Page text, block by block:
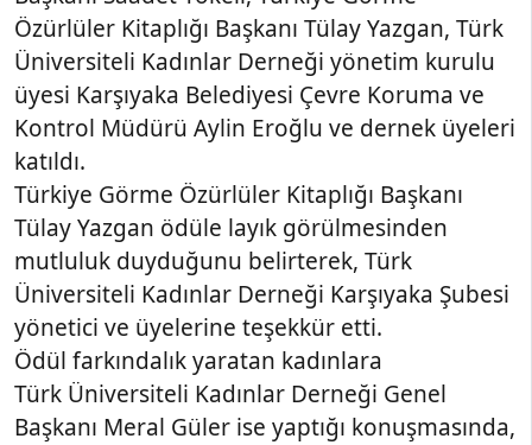
Özürlüler Kitaplığı Başkanı Tülay Yazgan, Türk
Üniversiteli Kadınlar Derneği yönetim kurulu
üyesi Karşıyaka Belediyesi Çevre Koruma ve
Kontrol Müdürü Aylin Eroğlu ve dernek üyeleri
katıldı.
Türkiye Görme Özürlüler Kitaplığı Başkanı
Tülay Yazgan ödüle layık görülmesinden
mutluluk duyduğunu belirterek, Türk
Üniversiteli Kadınlar Derneği Karşıyaka Şubesi
yönetici ve üyelerine teşekkür etti.
Ödül farkındalık yaratan kadınlara
Türk Üniversiteli Kadınlar Derneği Genel
Başkanı Meral Güler ise yaptığı konuşmasında,